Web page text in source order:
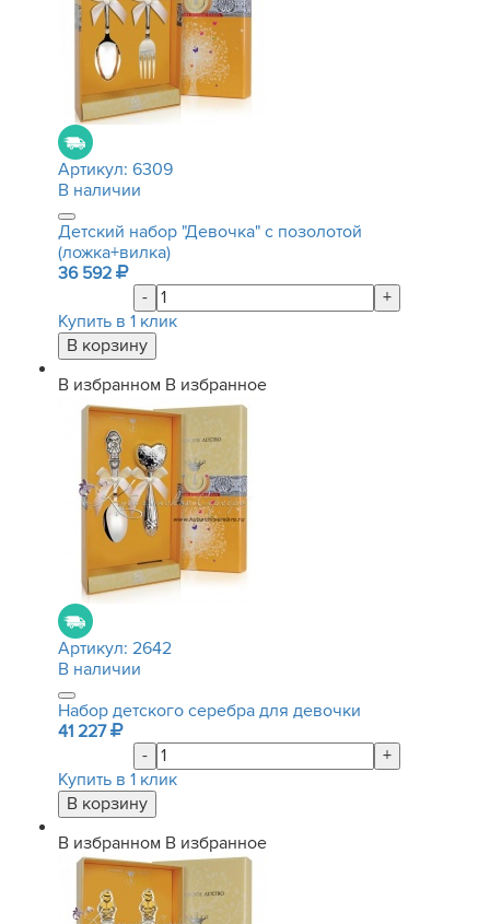
Артикул: 6309
В наличии
Детский набор "Девочка" с позолотой
(ложка+вилка)
36 592
-
+
Купить в 1 клик
В избранном В избранное
Артикул: 2642
В наличии
Набор детского серебра для девочки
41 227
-
+
Купить в 1 клик
В избранном В избранное